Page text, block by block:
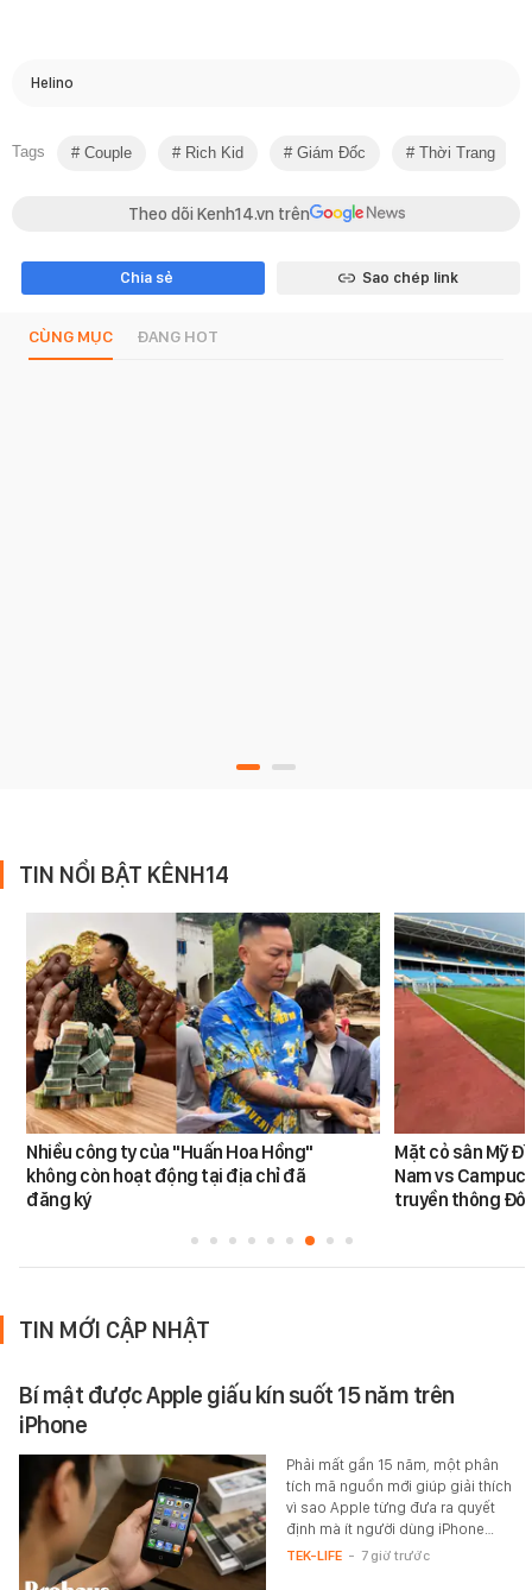
Helino
Tags Couple Rich Kid Giám Đốc Thời Trang
Theo dõi Kenh14.vn trên
Chia sẻ Sao chép link
CÙNG MỤC ĐANG HOT
TIN NỔI BẬT KÊNH14
Nhiều công ty của "Huấn Hoa Hồng"
không còn hoạt động tại địa chỉ đã
đăng ký
Mặt cỏ sân Mỹ
Nam vs
truyền thông
TIN MỚI CẬP NHẬT
Bí mật được Apple giấu kín suốt 15 năm trên
iPhone
Phải mất gần 15 năm, một phân
tích mã nguồn mới giúp giải thích
vì sao Apple từng đưa ra quyết
định mà ít người dùng iPhone…
TEK-LIFE - 7 giờ trước